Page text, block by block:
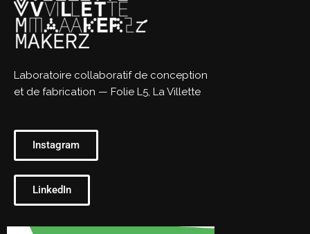
Laboratoire collaboratif de conception
et de fabrication — Folie L5, La Villette
Instagram
LinkedIn